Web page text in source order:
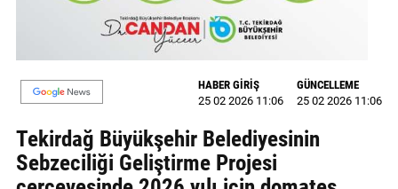
GALERİ
VİDEO
YAZARLAR
BİZE
HABER GİRİŞ
25 02 2026 11:06
GÜNCELLEME
25 02 2026 11:06
Tekirdağ Büyükşehir Belediyesinin
Sebzeciliği Geliştirme Projesi